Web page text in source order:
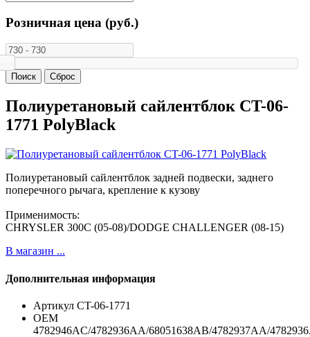
Розничная цена (руб.)
Полиуретановый сайлентблок CT-06-
1771 PolyBlack
Полиуретановый сайлентблок задней подвески, заднего
поперечного рычага, крепление к кузову
Применимость:
CHRYSLER 300C (05-08)/DODGE CHALLENGER (08-15)
В магазин ...
Дополнительная информация
Артикул CT-06-1771
ОЕМ
4782946AC/4782936AA/68051638AB/4782937AA/